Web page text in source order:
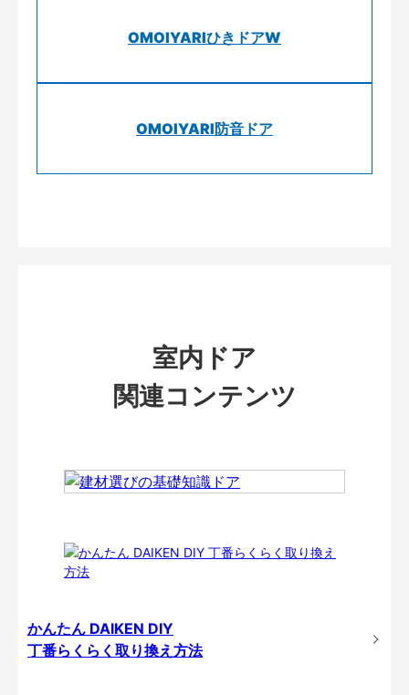
OMOIYARIひきドアW
OMOIYARI防音ドア
室内ドア
関連コンテンツ
かんたん DAIKEN DIY
丁番らくらく取り換え方法